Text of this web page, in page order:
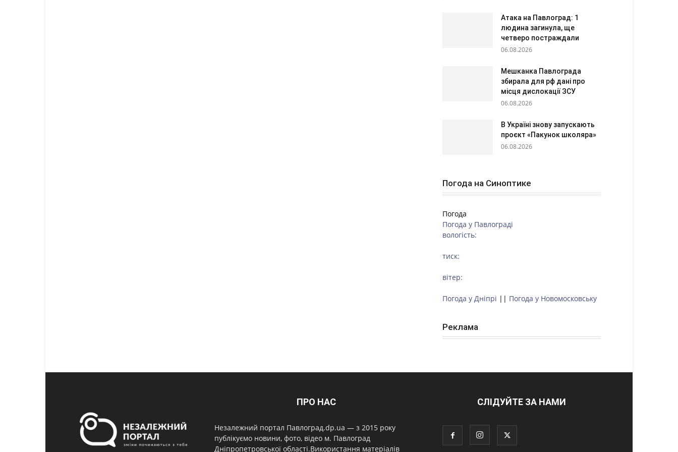
Атака на Павлоград: 1
людина загинула, ще
четверо постраждали
06.08.2026
Мешканка Павлограда
збирала для рф дані про
місця дислокації ЗСУ
06.08.2026
В Україні знову запускають
проєкт «Пакунок школяра»
06.08.2026
Погода на Синоптике
Погода
Погода у Павлограді
вологість:
тиск:
вітер:
Погода у Дніпрі || Погода у Новомосковську
Реклама
ПРО НАС
Незалежний портал Павлоград.dp.ua — з 2015 року
публікуємо новини, фото, відео м. Павлоград
Дніпропетровської області.Використання матеріалів
СЛІДУЙТЕ ЗА НАМИ